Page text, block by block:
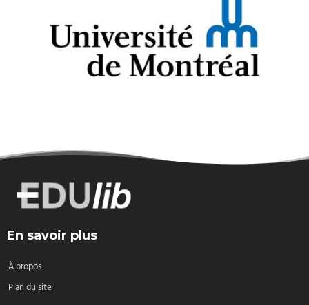
En savoir plus
À propos
Plan du site